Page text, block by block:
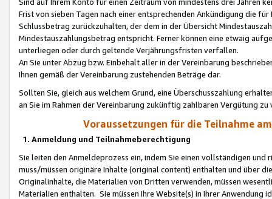
Frist von sieben Tagen nach einer entsprechenden Ankündigung die
Schlussbetrag zurückzuhalten, der dem in der Übersicht
Mindestauszahlungsbetrag entspricht. Ferner können eine etwaig
unterliegen oder durch geltende Verjährungsfristen verfallen.
An Sie unter Abzug bzw. Einbehalt aller in der Vereinbarung
Ihnen gemäß der Vereinbarung zustehenden Beträge dar.
Sollten Sie, gleich aus welchem Grund, eine Überschusszahlung
an Sie im Rahmen der Vereinbarung zukünftig zahlbaren Vergütung zu
Voraussetzungen für die Teilnahme
1. Anmeldung und Teilnahmeberechtigung
Sie leiten den Anmeldeprozess ein, indem Sie einen vollständigen
muss/müssen originäre Inhalte (original content) enthalten und über
Originalinhalte, die Materialien von Dritten verwenden, müssen
Materialien enthalten. Sie müssen Ihre Website(s) in Ihrer Anwendung